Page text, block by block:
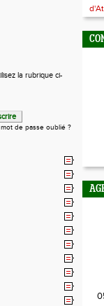
la rubrique ci-
mot de passe oublié ?